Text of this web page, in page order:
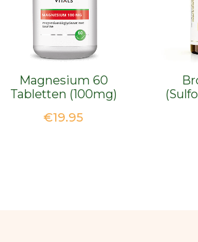
Magnesium 60
Tabletten (100mg)
€19.95